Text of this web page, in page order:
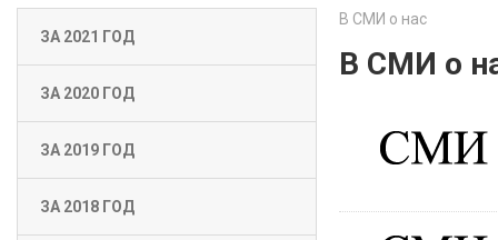
ЗА 2021 ГОД
ЗА 2020 ГОД
ЗА 2019 ГОД
ЗА 2018 ГОД
В СМИ о нас
В СМИ о